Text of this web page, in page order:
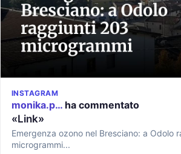
INSTAGRAM
monika.p… ha commentato
«Link»
Emergenza ozono nel Bresciano: a Odolo
microgrammi...